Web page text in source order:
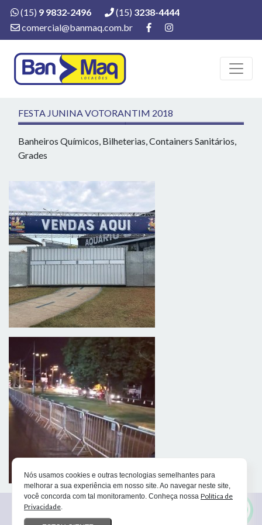
Nós usamos cookies e outras tecnologias semelhantes para
melhorar a sua experiência em nosso site. Ao navegar neste site,
você concorda com tal monitoramento. Conheça nossa Política de
Privacidade.
(15) 9 9832-2496 (15) 3238-4444
comercial@banmaq.com.br
FESTA JUNINA VOTORANTIM 2018
Banheiros Químicos, Bilheterias, Containers Sanitários,
Grades
Ban Maq Locações - 2026 - Todos os direitos